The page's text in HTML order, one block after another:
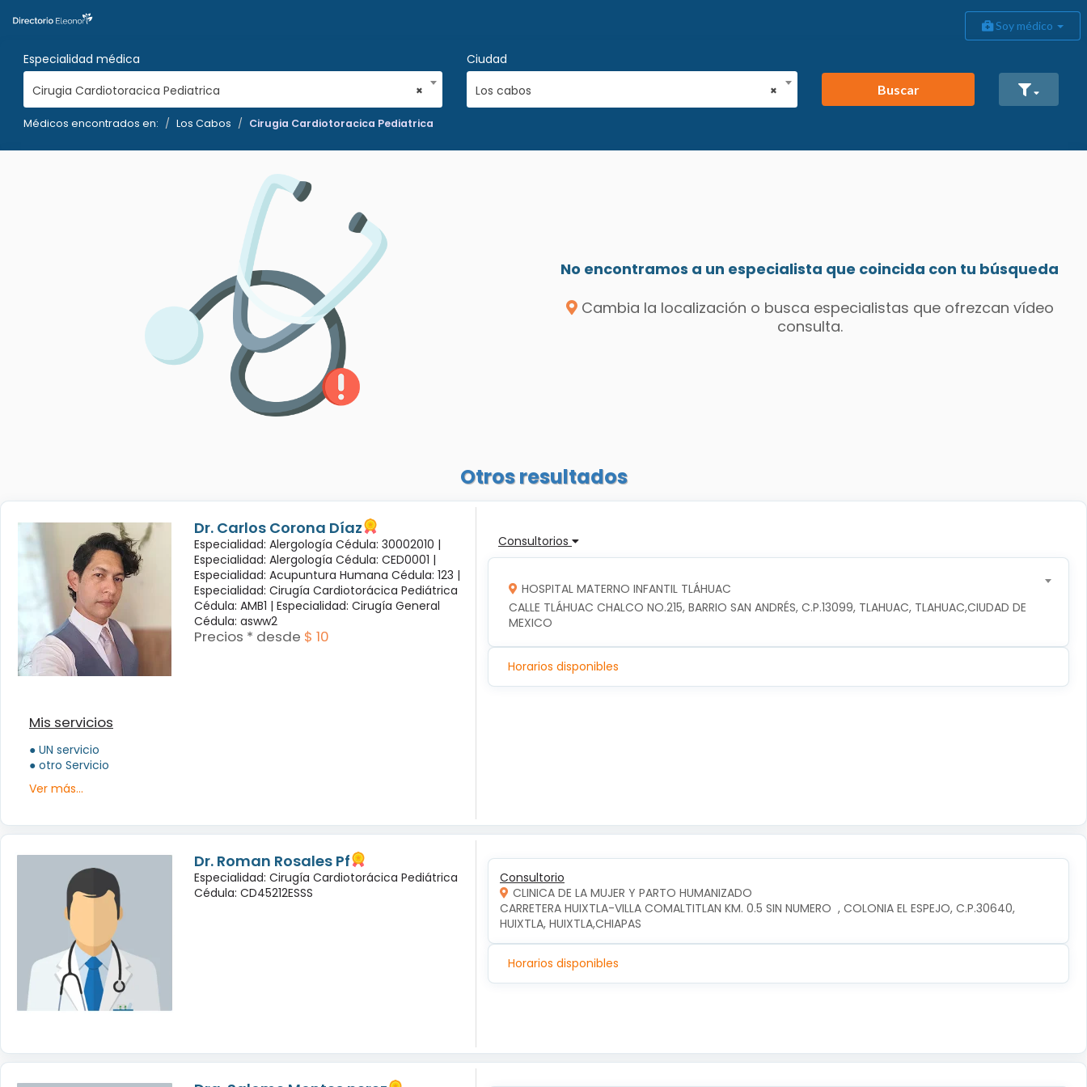
Soy médico
Especialidad médica
×
Cirugia Cardiotoracica Pediatrica
Ciudad
×
Los cabos Buscar
Médicos encontrados en: Los Cabos Cirugia Cardiotoracica Pediatrica
No encontramos a un especialista que coincida con tu búsqueda
Cambia la localización o busca especialistas que ofrezcan vídeo
consulta.
Otros resultados
Dr. Carlos Corona Díaz
Especialidad: Alergología Cédula: 30002010 |
Especialidad: Alergología Cédula: CED0001 |
Especialidad: Acupuntura Humana Cédula: 123 |
Especialidad: Cirugía Cardiotorácica Pediátrica
Cédula: AMB1 | Especialidad: Cirugía General
Cédula: asww2
Precios * desde $ 10
Mis servicios
● UN servicio
● otro Servicio
Ver más...
Consultorios
HOSPITAL MATERNO INFANTIL TLÁHUAC
CALLE TLÁHUAC CHALCO NO.215, BARRIO SAN ANDRÉS, C.P.13099, TLAHUAC, TLAHUAC,CIUDAD DE
MEXICO
Horarios disponibles
Dr. Roman Rosales Pf
Especialidad: Cirugía Cardiotorácica Pediátrica
Cédula: CD45212ESSS
Consultorio
CLINICA DE LA MUJER Y PARTO HUMANIZADO
CARRETERA HUIXTLA-VILLA COMALTITLAN KM. 0.5 SIN NUMERO  , COLONIA EL ESPEJO, C.P.30640,
HUIXTLA, HUIXTLA,CHIAPAS
Horarios disponibles